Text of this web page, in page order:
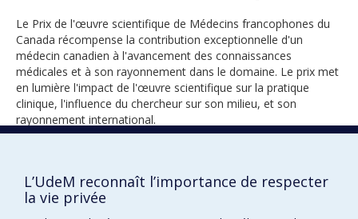
Le Prix de l'œuvre scientifique de Médecins francophones du
Canada récompense la contribution exceptionnelle d'un
médecin canadien à l'avancement des connaissances
médicales et à son rayonnement dans le domaine. Le prix met
en lumière l'impact de l'œuvre scientifique sur la pratique
clinique, l'influence du chercheur sur son milieu, et son
rayonnement international.
2019
L’UdeM reconnaît l’importance de respecter
la vie privée